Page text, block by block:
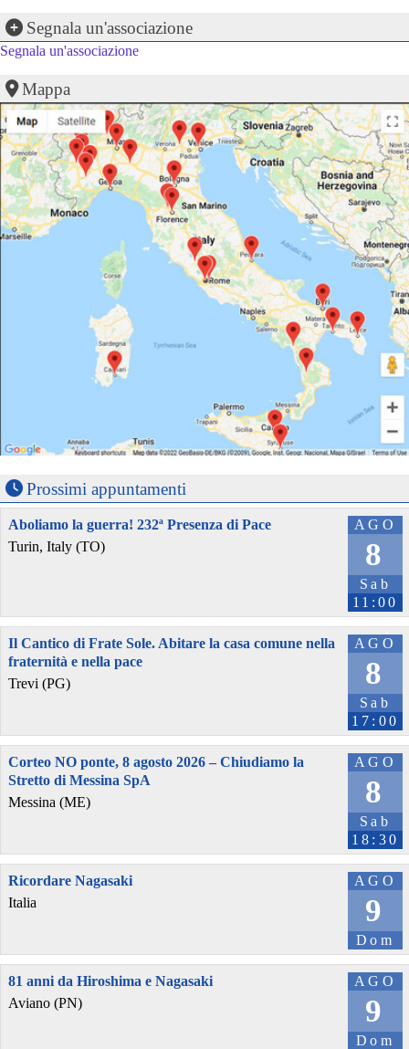
Segnala un'associazione
Segnala un'associazione
Mappa
Prossimi appuntamenti
AGO
8
Sab
11:00
Aboliamo la guerra! 232ª Presenza di Pace
Turin, Italy (TO)
AGO
8
Sab
17:00
Il Cantico di Frate Sole. Abitare la casa comune nella
fraternità e nella pace
Trevi (PG)
AGO
8
Sab
18:30
Corteo NO ponte, 8 agosto 2026 – Chiudiamo la
Stretto di Messina SpA
Messina (ME)
AGO
9
Dom
Ricordare Nagasaki
Italia
AGO
9
Dom
81 anni da Hiroshima e Nagasaki
Aviano (PN)